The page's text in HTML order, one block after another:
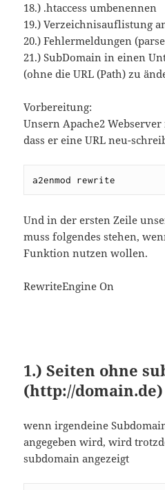
18.) .htaccess umbenennen
19.) Verzeichnisauflistung
20.) Fehlermeldungen
21.) SubDomain in einen
(ohne die URL (Path) zu
Vorbereitung:
Unsern Apache2
dass er eine URL neu-
a2enmod rewrite
Und in der ersten Zeile
muss folgendes stehen,
Funktion nutzen wollen.
RewriteEngine On
1.) Seiten ohne
(http://domain.de)
wenn irgendeine
angegeben wird, wird
subdomain angezeigt